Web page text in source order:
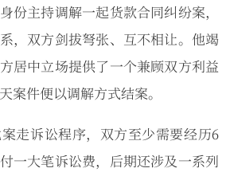
份主持调解一起货款合同纠纷案，
，双方剑拔弩张、互不相让。他竭
居中立场提供了一个兼顾双方利益
案件便以调解方式结案。
走诉讼程序，双方至少需要经历6
一大笔诉讼费，后期还涉及一系列